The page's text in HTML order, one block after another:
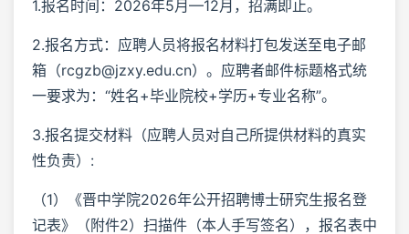
1.报名时间：2026年5月—12月，招满即止。
2.报名方式：应聘人员将报名材料打包发送至电子邮
箱（rcgzb@jzxy.edu.cn）。应聘者邮件标题格式统
一要求为：“姓名+毕业院校+学历+专业名称”。
3.报名提交材料（应聘人员对自己所提供材料的真实
性负责）:
（1）《晋中学院2026年公开招聘博士研究生报名登
记表》（附件2）扫描件（本人手写签名），报名表中